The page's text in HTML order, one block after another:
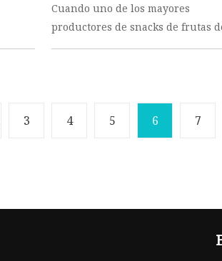
Cuando uno de los mayores
productores de snacks de frutas
país aumentó su capacidad de
3 4 5 6 7